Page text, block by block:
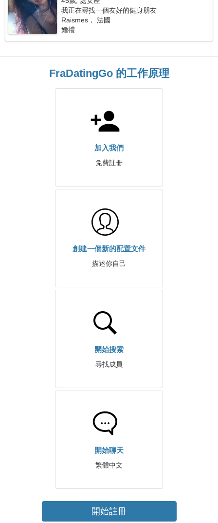
我正在尋找一個友好的健身朋友
Raismes， 法國
婚禮
FraDatingGo 的工作原理
加入我們
免費註冊
創建一個新的配置文件
描述你自己
開始搜索
尋找成員
開始聊天
繁體中文
開始註冊